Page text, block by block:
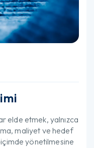
elde etmek, yalnızca
maliyet ve hedef
yönetilmesine